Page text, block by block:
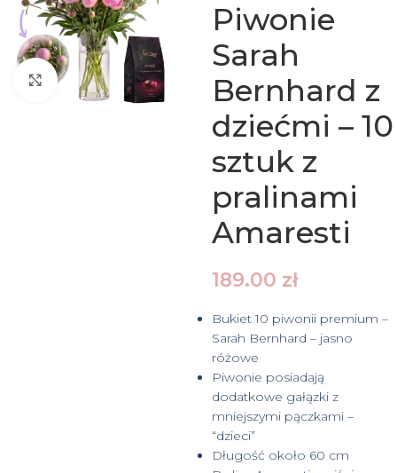
Click to enlarge
Piwonie
Sarah
Bernhard z
dziećmi – 10
sztuk z
pralinami
Amaresti
189.00 zł
Bukiet 10 piwonii premium –
Sarah Bernhard – jasno
różowe
Piwonie posiadają
dodatkowe gałązki z
mniejszymi pączkami –
“dzieci”
Długość około 60 cm